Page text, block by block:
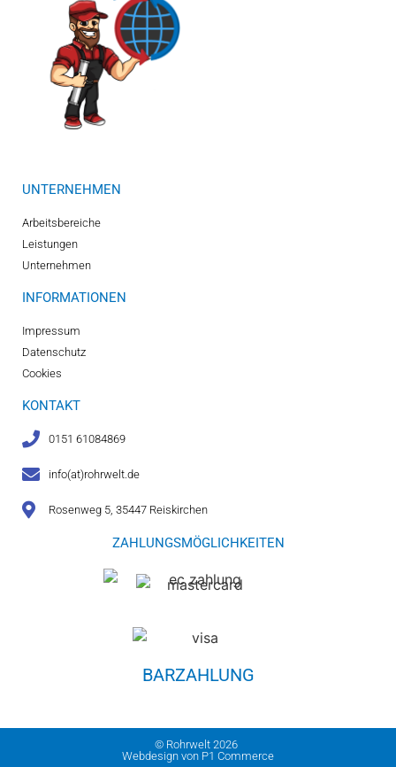
UNTERNEHMEN
Arbeitsbereiche
Leistungen
Unternehmen
INFORMATIONEN
Impressum
Datenschutz
Cookies
KONTAKT
0151 61084869
info(at)rohrwelt.de
Rosenweg 5, 35447 Reiskirchen
ZAHLUNGSMÖGLICHKEITEN
BARZAHLUNG
© Rohrwelt 2026
Webdesign von P1 Commerce